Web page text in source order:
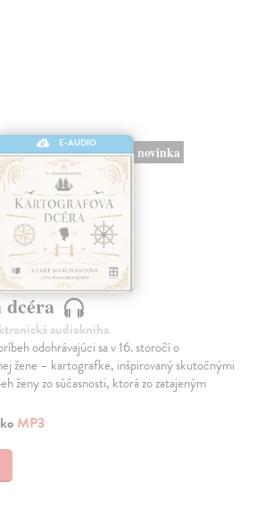
E-AUDIO
novinka
dcéra
audiokniha
odohrávajúci sa v 16. storočí o
žene – kartografke, inšpirovaný skutočnými
ženy zo súčasnosti, ktorá zo zatajeným
MP3